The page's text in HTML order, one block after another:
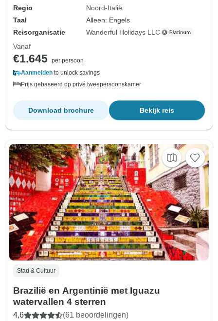
Regio
Noord-Italië
Taal
Alleen: Engels
Reisorganisatie
Wanderful Holidays LLC
Vanaf
€1.645 per persoon
Aanmelden to unlock savings
Prijs gebaseerd op privé tweepersoonskamer
Bekijk reis
Download brochure
Stad & Cultuur
Brazilië en Argentinië met Iguazu
watervallen 4 sterren
4,6 (61 beoordelingen)